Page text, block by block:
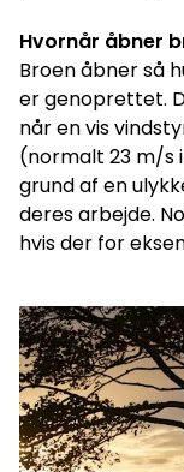
Hvornår åbner
Broen åbner så
er genoprettet.
når en vis
(normalt 23 m/s
grund af en
deres arbejde.
hvis der for